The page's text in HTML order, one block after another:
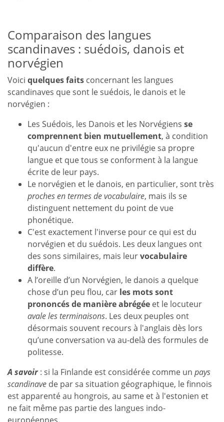
Comparaison des langues
scandinaves : suédois, danois et
norvégien
Voici quelques faits concernant les langues
scandinaves que sont le suédois, le danois et le
norvégien :
Les Suédois, les Danois et les Norvégiens se
comprennent bien mutuellement, à condition
qu'aucun d'entre eux ne privilégie sa propre
langue et que tous se conforment à la langue
écrite de leur pays.
Le norvégien et le danois, en particulier, sont très
proches en termes de vocabulaire, mais ils se
distinguent nettement du point de vue
phonétique.
C'est exactement l'inverse pour ce qui est du
norvégien et du suédois. Les deux langues ont
des sons similaires, mais leurvocabulaire
diffère.
A l’oreille d’un Norvégien, le danois a quelque
chose d’un peu flou, car les mots sont
prononcés de manière abrégée et le locuteur
avale les terminaisons. Les deux peuples ont
désormais souvent recours à l'anglais dès lors
qu’une conversation va au-delà des formules de
politesse.
A savoir: si la Finlande est considérée comme un pays
scandinave de par sa situation géographique, le finnois
est apparenté au hongrois, au same et à l'estonien et
ne fait même pas partie des langues indo-